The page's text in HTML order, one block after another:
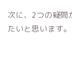
次に、2つの疑問
たいと思います。